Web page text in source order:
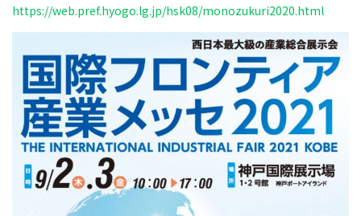
https://web.pref.hyogo.lg.jp/hsk08/monozukuri2020.html